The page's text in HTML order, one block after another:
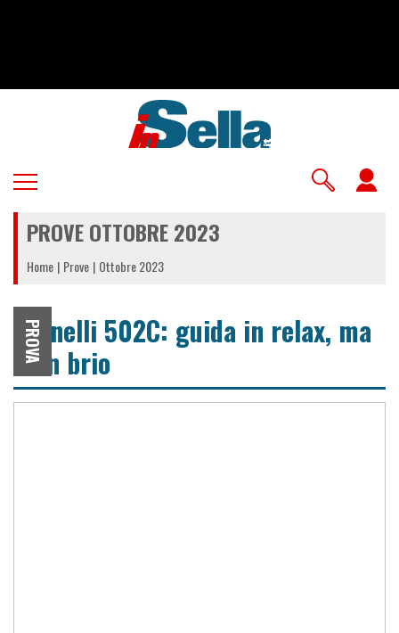
PROVE OTTOBRE 2023
Home Prove Ottobre 2023
PROVA
Benelli 502C: guida in relax, ma
con brio